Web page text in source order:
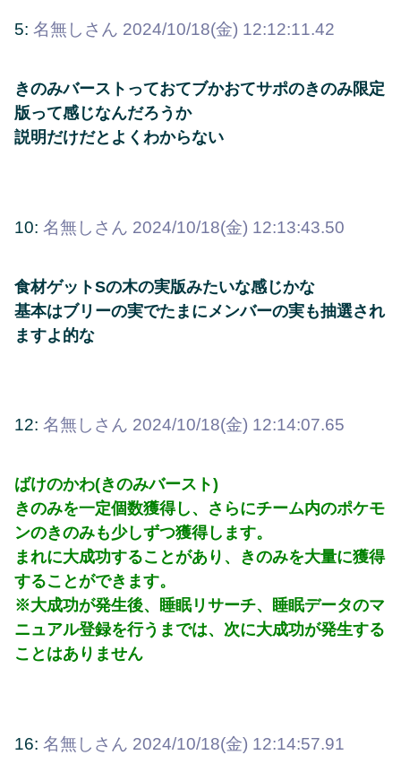
5: 名無しさん 2024/10/18(金) 12:12:11.42
きのみバーストっておてブかおてサポのきのみ限定
版って感じなんだろうか
説明だけだとよくわからない
10: 名無しさん 2024/10/18(金) 12:13:43.50
食材ゲットSの木の実版みたいな感じかな
基本はブリーの実でたまにメンバーの実も抽選され
ますよ的な
12: 名無しさん 2024/10/18(金) 12:14:07.65
ばけのかわ(きのみバースト)
きのみを一定個数獲得し、さらにチーム内のポケモ
ンのきのみも少しずつ獲得します。
まれに大成功することがあり、きのみを大量に獲得
することができます。
※大成功が発生後、睡眠リサーチ、睡眠データのマ
ニュアル登録を行うまでは、次に大成功が発生する
ことはありません
16: 名無しさん 2024/10/18(金) 12:14:57.91